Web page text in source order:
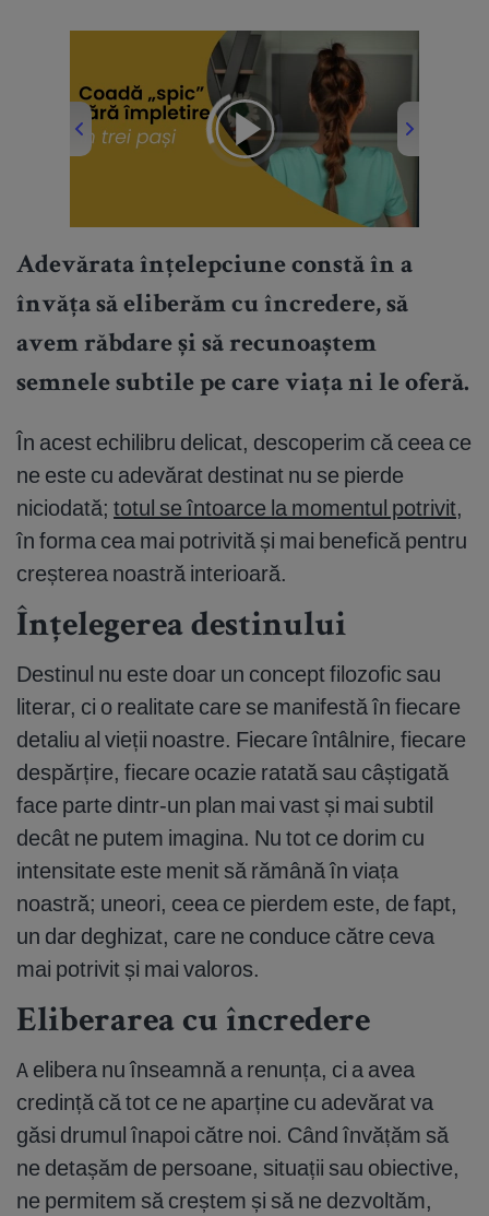
Adevărata înțelepciune constă în a
învăța să eliberăm cu încredere, să
avem răbdare și să recunoaștem
semnele subtile pe care viața ni le oferă.
În acest echilibru delicat, descoperim că ceea ce
ne este cu adevărat destinat nu se pierde
niciodată; totul se întoarce la momentul potrivit,
în forma cea mai potrivită și mai benefică pentru
creșterea noastră interioară.
Înțelegerea destinului
Destinul nu este doar un concept filozofic sau
literar, ci o realitate care se manifestă în fiecare
detaliu al vieții noastre. Fiecare întâlnire, fiecare
despărțire, fiecare ocazie ratată sau câștigată
face parte dintr-un plan mai vast și mai subtil
decât ne putem imagina. Nu tot ce dorim cu
intensitate este menit să rămână în viața
noastră; uneori, ceea ce pierdem este, de fapt,
un dar deghizat, care ne conduce către ceva
mai potrivit și mai valoros.
Eliberarea cu încredere
A elibera nu înseamnă a renunța, ci a avea
credință că tot ce ne aparține cu adevărat va
găsi drumul înapoi către noi. Când învățăm să
ne detașăm de persoane, situații sau obiective,
ne permitem să creștem și să ne dezvoltăm,